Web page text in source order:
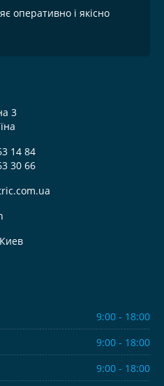
оперативно і якісно
3
14 84
30 66
9:00 - 18:00
9:00 - 18:00
9:00 - 18:00